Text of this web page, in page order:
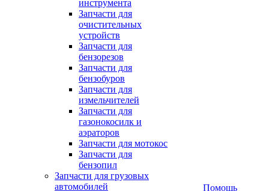
инструмента
Запчасти для
очистительных
устройств
Запчасти для
бензорезов
Запчасти для
бензобуров
Запчасти для
измельчителей
Запчасти для
газонокосилк и
аэраторов
Запчасти для мотокос
Запчасти для
бензопил
Запчасти для грузовых
автомобилей
Помощь